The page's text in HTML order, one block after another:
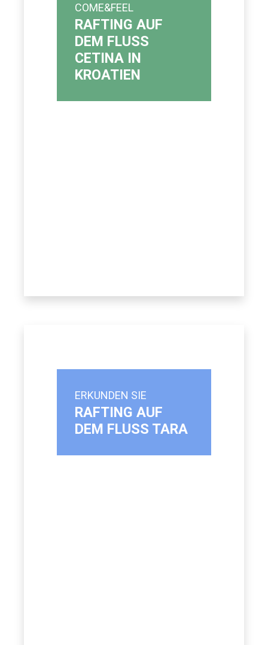
COME&FEEL
RAFTING AUF
DEM FLUSS
CETINA IN
KROATIEN
ERKUNDEN SIE
RAFTING AUF
DEM FLUSS TARA